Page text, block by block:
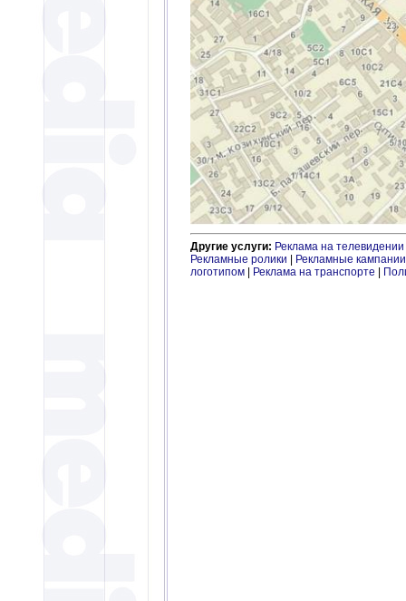
Другие услуги: Реклама на телевидении
Рекламные ролики | Рекламные кампании
логотипом | Реклама на транспорте |